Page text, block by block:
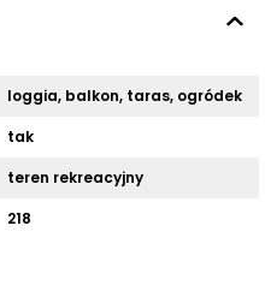
loggia, balkon, taras, ogródek
tak
teren rekreacyjny
218